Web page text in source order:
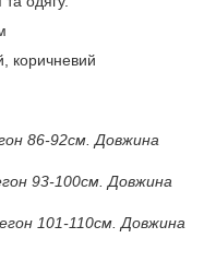
коричневий
86-92см. Довжина
93-100см. Довжина
101-110см. Довжина